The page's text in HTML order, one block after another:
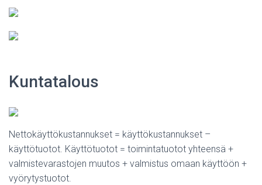
Kuntatalous
Nettokäyttökustannukset = käyttökustannukset –
käyttötuotot. Käyttötuotot = toimintatuotot yhteensä +
valmistevarastojen muutos + valmistus omaan käyttöön +
vyörytystuotot.